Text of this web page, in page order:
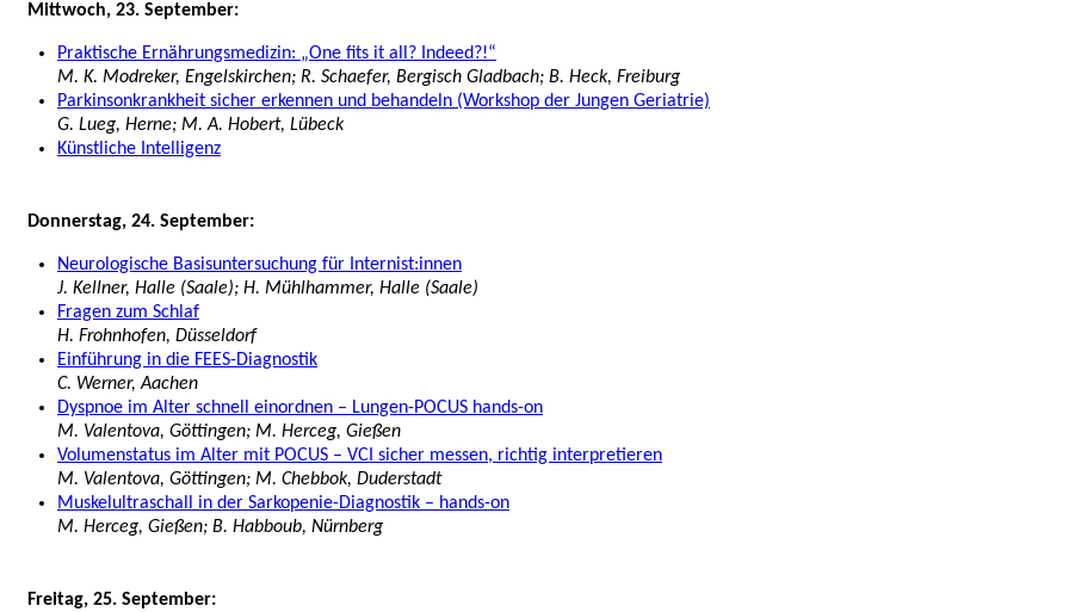
Mittwoch, 23. September:
Praktische Ernährungsmedizin: „One fits it all? Indeed?!“
M. K. Modreker, Engelskirchen; R. Schaefer, Bergisch Gladbach; B. Heck, Freiburg
Parkinsonkrankheit sicher erkennen und behandeln (Workshop der Jungen Geriatrie)
G. Lueg, Herne; M. A. Hobert, Lübeck
Künstliche Intelligenz
Donnerstag, 24. September:
Neurologische Basisuntersuchung für Internist:innen
J. Kellner, Halle (Saale); H. Mühlhammer, Halle (Saale)
Fragen zum Schlaf
H. Frohnhofen, Düsseldorf
Einführung in die FEES-Diagnostik
C. Werner, Aachen
Dyspnoe im Alter schnell einordnen – Lungen-POCUS hands-on
M. Valentova, Göttingen; M. Herceg, Gießen
Volumenstatus im Alter mit POCUS – VCI sicher messen, richtig interpretieren
M. Valentova, Göttingen; M. Chebbok, Duderstadt
Muskelultraschall in der Sarkopenie-Diagnostik – hands-on
M. Herceg, Gießen; B. Habboub, Nürnberg
Freitag, 25. September: